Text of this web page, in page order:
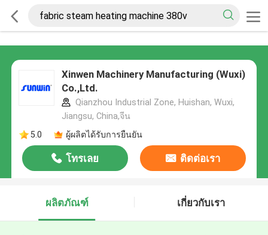
Xinwen Machinery Manufacturing (Wuxi)
Co.,Ltd.
Qianzhou Industrial Zone, Huishan, Wuxi,
Jiangsu, China,จีน
5.0
ผู้ผลิตได้รับการยืนยัน
โทรเลย ติดต่อเรา
ผลิตภัณฑ์ เกี่ยวกับเรา